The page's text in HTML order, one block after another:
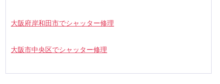
大阪府岸和田市でシャッター修理
大阪市中央区でシャッター修理